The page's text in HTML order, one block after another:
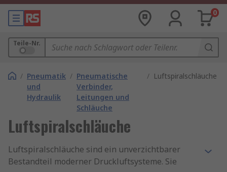
0
Teile-Nr.
/ Pneumatik
und
Hydraulik
/ Pneumatische
Verbinder,
Leitungen und
Schläuche
/ Luftspiralschläuche
Luftspiralschläuche
Luftspiralschläuche sind ein unverzichtbarer
Bestandteil moderner Druckluftsysteme. Sie